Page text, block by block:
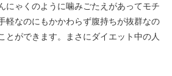
にゃくのように噛みごたえがあってモチ
軽なのにもかかわらず腹持ちが抜群なの
とができます。まさにダイエット中の人